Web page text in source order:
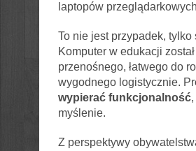
laptopów
To nie jest przypadek,
Komputer w edukacji
przenośnego, łatwego do
wygodnego logistycznie.
wypierać funkcjonalność,
myślenie.
Z perspektywy